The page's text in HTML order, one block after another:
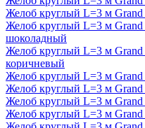
Желоб круглый L=3 м
Желоб круглый L=3 м
шоколадный
Желоб круглый L=3 м
коричневый
Желоб круглый L=3 м
Желоб круглый L=3 м
Желоб круглый L=3 м
Желоб круглый L=3 м